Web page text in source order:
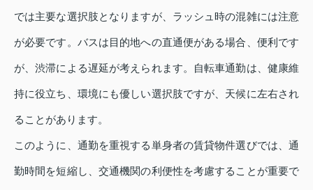
では主要な選択肢となりますが、ラッシュ時の混雑には注意
が必要です。バスは目的地への直通便がある場合、便利です
が、渋滞による遅延が考えられます。自転車通勤は、健康維
持に役立ち、環境にも優しい選択肢ですが、天候に左右され
ることがあります。
このように、通勤を重視する単身者の賃貸物件選びでは、通
勤時間を短縮し、交通機関の利便性を考慮することが重要で